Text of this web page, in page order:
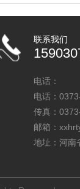
联系我们
电话：
电话：
传真：
邮箱：
地址：河南